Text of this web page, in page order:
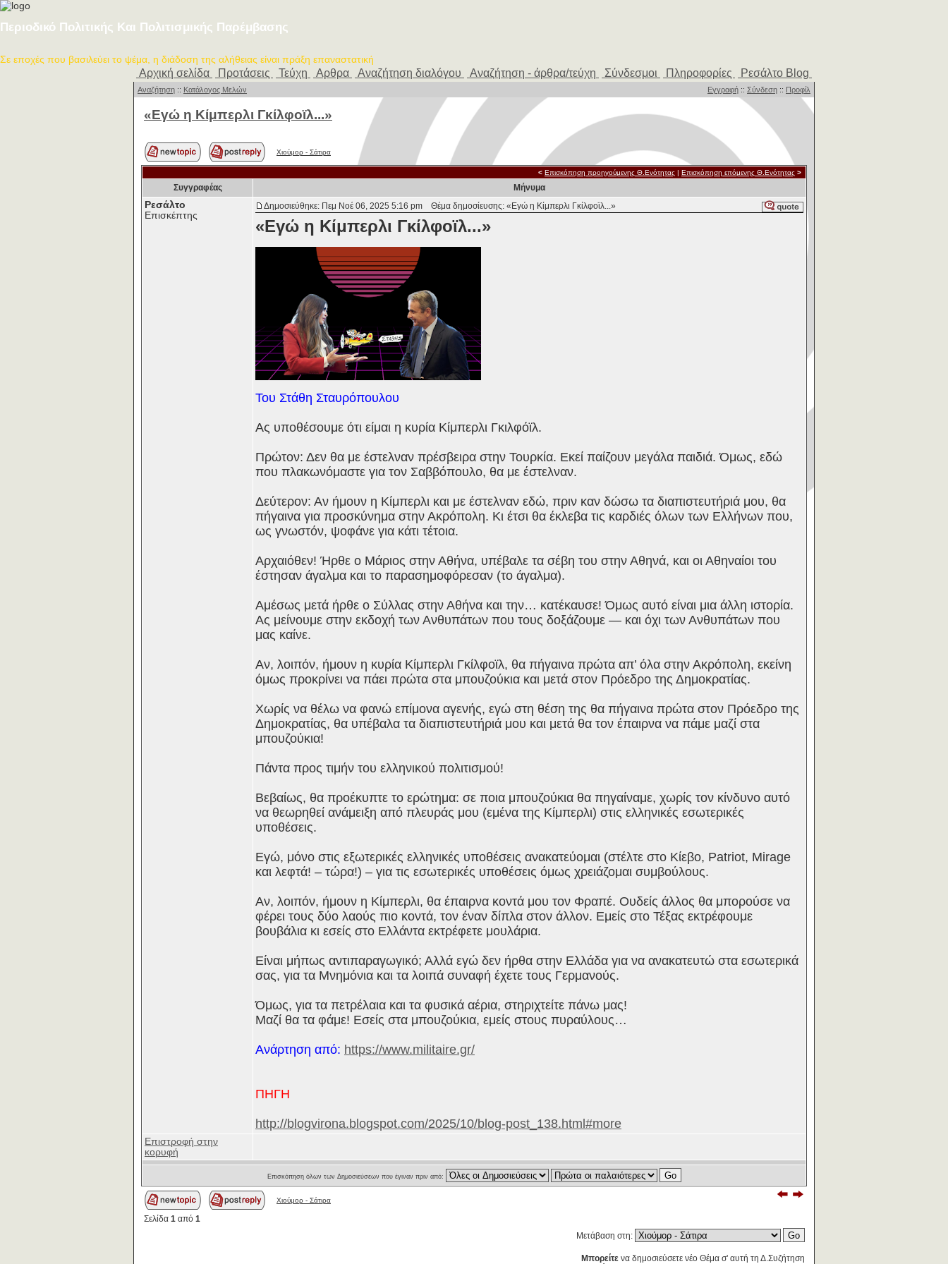
Περιοδικό Πολιτικής Και Πολιτισμικής Παρέμβασης
Σε εποχές που βασιλεύει το ψέμα, η διάδοση της αλήθειας είναι πράξη επαναστατική
Αρχική σελίδα Προτάσεις Τεύχη Αρθρα Αναζήτηση διαλόγου Αναζήτηση - άρθρα/τεύχη Σύνδεσμοι Πληροφορίες Ρεσάλτο Blog
Αναζήτηση :: Κατάλογος Μελών Εγγραφή :: Σύνδεση :: Προφίλ
«Εγώ η Κίμπερλι Γκίλφοϊλ...»
Χιούμορ - Σάτιρα
< Επισκόπηση προηγούμενης Θ.Ενότητας | Επισκόπηση επόμενης Θ.Ενότητας >
Συγγραφέας Μήνυμα
Ρεσάλτο
Επισκέπτης
Δημοσιεύθηκε: Πεμ Νοέ 06, 2025 5:16 pm Θέμα δημοσίευσης: «Εγώ η Κίμπερλι Γκίλφοϊλ...»
«Εγώ η Κίμπερλι Γκίλφοϊλ...»
Του Στάθη Σταυρόπουλου
Ας υποθέσουμε ότι είμαι η κυρία Κίμπερλι Γκιλφόϊλ.
Πρώτον: Δεν θα με έστελναν πρέσβειρα στην Τουρκία. Εκεί παίζουν μεγάλα παιδιά. Όμως, εδώ
που πλακωνόμαστε για τον Σαββόπουλο, θα με έστελναν.
Δεύτερον: Αν ήμουν η Κίμπερλι και με έστελναν εδώ, πριν καν δώσω τα διαπιστευτήριά μου, θα
πήγαινα για προσκύνημα στην Ακρόπολη. Κι έτσι θα έκλεβα τις καρδιές όλων των Ελλήνων που,
ως γνωστόν, ψοφάνε για κάτι τέτοια.
Αρχαιόθεν! Ήρθε ο Μάριος στην Αθήνα, υπέβαλε τα σέβη του στην Αθηνά, και οι Αθηναίοι του
έστησαν άγαλμα και το παρασημοφόρεσαν (το άγαλμα).
Αμέσως μετά ήρθε ο Σύλλας στην Αθήνα και την… κατέκαυσε! Όμως αυτό είναι μια άλλη ιστορία.
Ας μείνουμε στην εκδοχή των Ανθυπάτων που τους δοξάζουμε — και όχι των Ανθυπάτων που
μας καίνε.
Αν, λοιπόν, ήμουν η κυρία Κίμπερλι Γκίλφοϊλ, θα πήγαινα πρώτα απ’ όλα στην Ακρόπολη, εκείνη
όμως προκρίνει να πάει πρώτα στα μπουζούκια και μετά στον Πρόεδρο της Δημοκρατίας.
Χωρίς να θέλω να φανώ επίμονα αγενής, εγώ στη θέση της θα πήγαινα πρώτα στον Πρόεδρο της
Δημοκρατίας, θα υπέβαλα τα διαπιστευτήριά μου και μετά θα τον έπαιρνα να πάμε μαζί στα
μπουζούκια!
Πάντα προς τιμήν του ελληνικού πολιτισμού!
Βεβαίως, θα προέκυπτε το ερώτημα: σε ποια μπουζούκια θα πηγαίναμε, χωρίς τον κίνδυνο αυτό
να θεωρηθεί ανάμειξη από πλευράς μου (εμένα της Κίμπερλι) στις ελληνικές εσωτερικές
υποθέσεις.
Εγώ, μόνο στις εξωτερικές ελληνικές υποθέσεις ανακατεύομαι (στέλτε στο Κίεβο, Patriot, Mirage
και λεφτά! – τώρα!) – για τις εσωτερικές υποθέσεις όμως χρειάζομαι συμβούλους.
Αν, λοιπόν, ήμουν η Κίμπερλι, θα έπαιρνα κοντά μου τον Φραπέ. Ουδείς άλλος θα μπορούσε να
φέρει τους δύο λαούς πιο κοντά, τον έναν δίπλα στον άλλον. Εμείς στο Τέξας εκτρέφουμε
βουβάλια κι εσείς στο Ελλάντα εκτρέφετε μουλάρια.
Είναι μήπως αντιπαραγωγικό; Αλλά εγώ δεν ήρθα στην Ελλάδα για να ανακατευτώ στα εσωτερικά
σας, για τα Μνημόνια και τα λοιπά συναφή έχετε τους Γερμανούς.
Όμως, για τα πετρέλαια και τα φυσικά αέρια, στηριχτείτε πάνω μας!
Μαζί θα τα φάμε! Εσείς στα μπουζούκια, εμείς στους πυραύλους…
Ανάρτηση από: https://www.militaire.gr/
ΠΗΓΗ
http://blogvirona.blogspot.com/2025/10/blog-post_138.html#more
Επιστροφή στην
κορυφή
Επισκόπηση όλων των Δημοσιεύσεων που έγιναν πριν από:
Χιούμορ - Σάτιρα
Σελίδα 1 από 1
Μετάβαση στη:
Μπορείτε να δημοσιεύσετε νέο Θέμα σ' αυτή τη Δ.Συζήτηση